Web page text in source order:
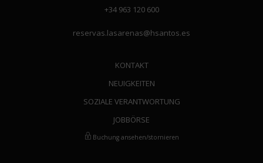
+34 963 120 600
reservas.lasarenas@hsantos.es
KONTAKT
NEUIGKEITEN
SOZIALE VERANTWORTUNG
JOBBÖRSE
Buchung ansehen/stornieren